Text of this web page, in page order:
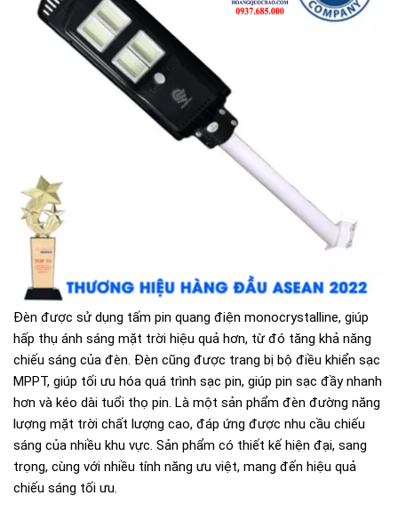
Đèn được sử dụng tấm pin quang điện monocrystalline, giúp
hấp thụ ánh sáng mặt trời hiệu quả hơn, từ đó tăng khả năng
chiếu sáng của đèn. Đèn cũng được trang bị bộ điều khiển sạc
MPPT, giúp tối ưu hóa quá trình sạc pin, giúp pin sạc đầy nhanh
hơn và kéo dài tuổi thọ pin. Là một sản phẩm đèn đường năng
lượng mặt trời chất lượng cao, đáp ứng được nhu cầu chiếu
sáng của nhiều khu vực. Sản phẩm có thiết kế hiện đại, sang
trọng, cùng với nhiều tính năng ưu việt, mang đến hiệu quả
chiếu sáng tối ưu.